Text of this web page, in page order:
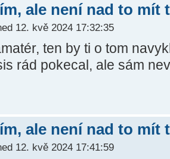
ale není nad to mít
12. kvě 2024 17:32:35
ten by ti o tom
rád pokecal, ale sám
ale není nad to mít
12. kvě 2024 17:41:59